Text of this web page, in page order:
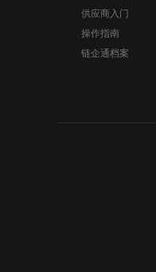
供应商入门
操作指南
链企通档案